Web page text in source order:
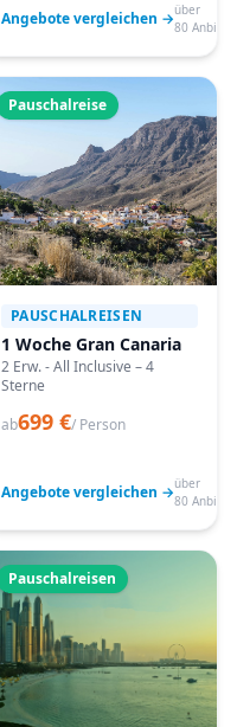
Angebote vergleichen →über
80
Pauschalreise
PAUSCHALREISEN
1 Woche Gran Canaria
2 Erw. - All Inclusive – 4
Sterne
ab699 €/ Person
Angebote vergleichen →über
80
Pauschalreisen